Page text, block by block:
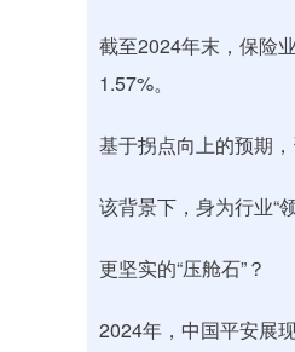
截至2024年末，保险
1.57%。
基于拐点向上的预期
该背景下，身为行业“
更坚实的“压舱石”？
2024年，中国平安展